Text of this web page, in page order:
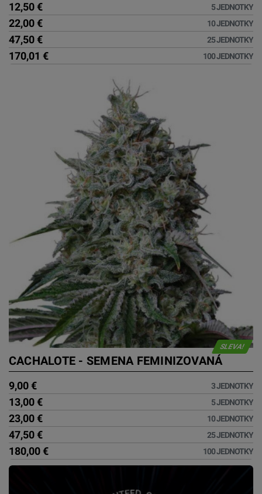
12,50 € 5 JEDNOTKY
22,00 € 10 JEDNOTKY
47,50 € 25 JEDNOTKY
170,01 € 100 JEDNOTKY
SLEVA!
CACHALOTE - SEMENA FEMINIZOVANÁ
9,00 € 3 JEDNOTKY
13,00 € 5 JEDNOTKY
23,00 € 10 JEDNOTKY
47,50 € 25 JEDNOTKY
180,00 € 100 JEDNOTKY